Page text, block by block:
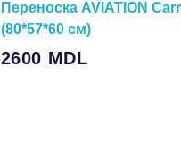
Переноска AVIATION
(80*57*60 см)
2600 MDL